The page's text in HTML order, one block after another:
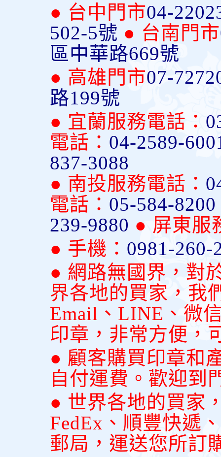
● 台中門市04-
502-5號 ● 台南門市
區中華路669號
● 高雄門市07-
路199號
● 宜蘭服務電話：
電話： 04-2589-
837-3088
● 南投服務電話：
電話： 05-584-8200
239-9880 ● 屏東服
● 手機： 0981-260-
● 網路無國界，對
界各地的買家，我
Email、LINE、微
印章，非常方便，
● 顧客購買印章和
自付運費。歡迎到
● 世界各地的買家
FedEx、順豐快遞
郵局，運送您所訂